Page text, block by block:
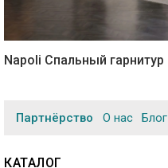
Napoli Спальный гарнитур
Партнёрство О нас Блог
КАТАЛОГ